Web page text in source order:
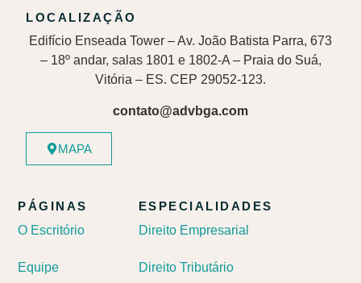
PÁGINAS
O Escritório
Equipe
ESPECIALIDADES
Direito Empresarial
Direito Tributário
LOCALIZAÇÃO
Edifício Enseada Tower – Av. João Batista Parra, 673
– 18º andar, salas 1801 e 1802-A – Praia do Suá,
Vitória – ES. CEP 29052-123.
contato@advbga.com
MAPA